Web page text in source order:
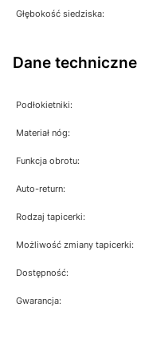
Głębokość siedziska:
Dane techniczne
Podłokietniki:
Materiał nóg:
Funkcja obrotu:
Auto-return:
Rodzaj tapicerki:
Możliwość zmiany tapicerki:
Dostępność:
Gwarancja: